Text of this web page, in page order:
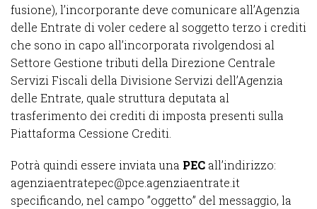
fusione), l’incorporante deve comunicare all’Agenzia
delle Entrate di voler cedere al soggetto terzo i crediti
che sono in capo all’incorporata rivolgendosi al
Settore Gestione tributi della Direzione Centrale
Servizi Fiscali della Divisione Servizi dell’Agenzia
delle Entrate, quale struttura deputata al
trasferimento dei crediti di imposta presenti sulla
Piattaforma Cessione Crediti.
Potrà quindi essere inviata una PEC all’indirizzo:
agenziaentratepec@pce.agenziaentrate.it
specificando, nel campo ’’oggetto’’ del messaggio, la